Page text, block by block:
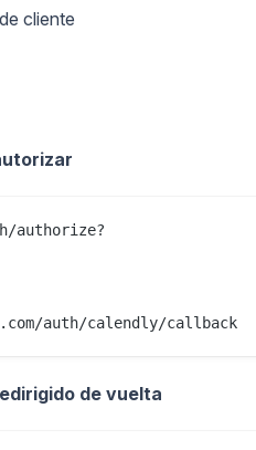
cliente
authorize?
de vuelta